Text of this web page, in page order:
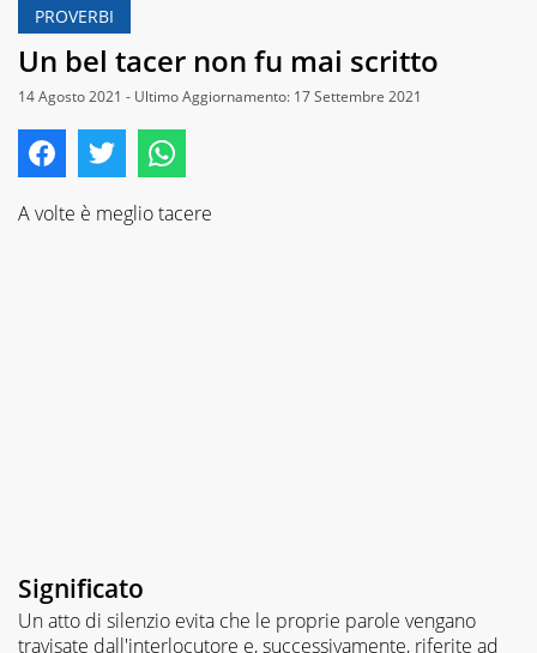
PROVERBI
Un bel tacer non fu mai scritto
14 Agosto 2021 - Ultimo Aggiornamento: 17 Settembre 2021
A volte è meglio tacere
Significato
Un atto di silenzio evita che le proprie parole vengano
travisate dall'interlocutore e, successivamente, riferite ad